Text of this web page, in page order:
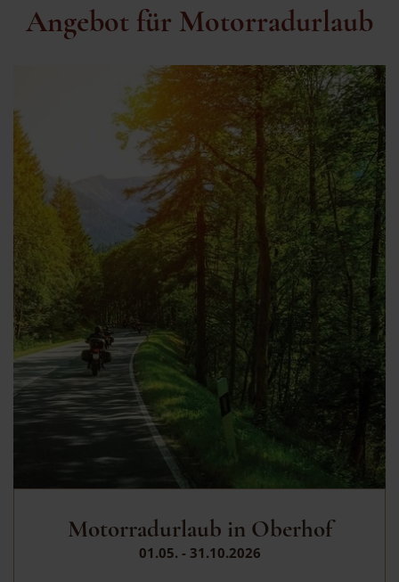
Angebot für Motorradurlaub
Motorradurlaub in Oberhof
01.05. - 31.10.2026